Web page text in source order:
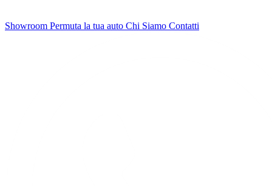
Showroom Permuta la tua auto Chi Siamo Contatti